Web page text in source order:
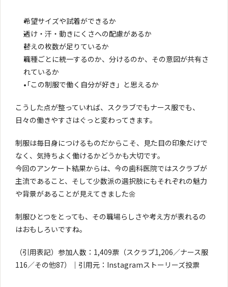
希望サイズや試着ができるか
透け・汗・動きにくさへの配慮があるか
替えの枚数が足りているか
職種ごとに統一するのか、分けるのか、その意図が共有さ
れているか
「この制服で働く自分が好き」と思えるか
こうした点が整っていれば、スクラブでもナース服でも、
日々の働きやすさはぐっと変わってきます。
制服は毎日身につけるものだからこそ、見た目の印象だけで
なく、気持ちよく働けるかどうかも大切です。
今回のアンケート結果からは、今の歯科医院ではスクラブが
主流であること、そして少数派の選択肢にもそれぞれの魅力
や背景があることが見えてきました🌼
制服ひとつをとっても、その職場らしさや考え方が表れるの
はおもしろいですね。
（引用表記）参加人数：1,409票（スクラブ1,206／ナース服
116／その他87）｜引用元：Instagramストーリーズ投票